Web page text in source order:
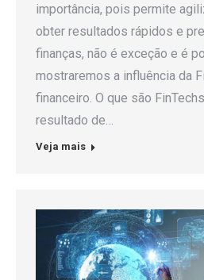
importância, pois permite
obter resultados rápidos e
finanças, não é exceção e é
mostraremos a influência da
financeiro. O que são
resultado de…
Veja mais